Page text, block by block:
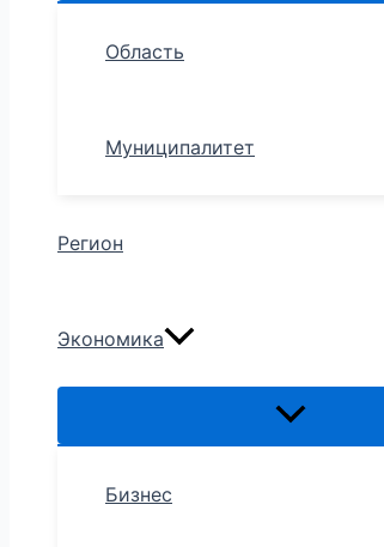
Область
Муниципалитет
Регион
Экономика
Бизнес